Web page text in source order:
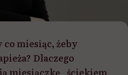
miesiąc, żeby
Dlaczego